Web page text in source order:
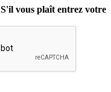
S'il vous plaît entrez votre